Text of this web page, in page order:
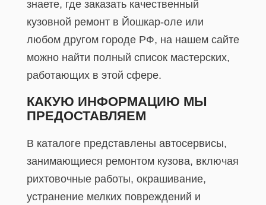
знаете, где заказать качественный
кузовной ремонт в Йошкар-оле или
любом другом городе РФ, на нашем сайте
можно найти полный список мастерских,
работающих в этой сфере.
КАКУЮ ИНФОРМАЦИЮ МЫ
ПРЕДОСТАВЛЯЕМ
В каталоге представлены автосервисы,
занимающиеся ремонтом кузова, включая
рихтовочные работы, окрашивание,
устранение мелких повреждений и